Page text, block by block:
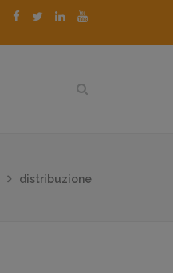
distribuzione